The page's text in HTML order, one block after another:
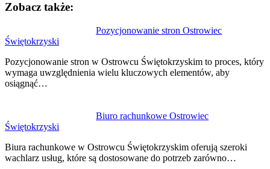
Zobacz także:
Pozycjonowanie stron Ostrowiec
Świętokrzyski
Pozycjonowanie stron w Ostrowcu Świętokrzyskim to proces, który
wymaga uwzględnienia wielu kluczowych elementów, aby
osiągnąć…
Biuro rachunkowe Ostrowiec
Świętokrzyski
Biura rachunkowe w Ostrowcu Świętokrzyskim oferują szeroki
wachlarz usług, które są dostosowane do potrzeb zarówno…
Nawigacja
wpisu